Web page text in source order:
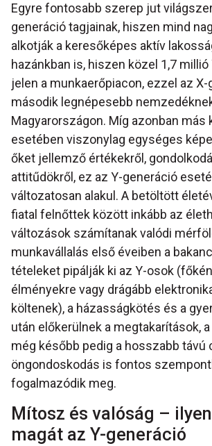
Egyre fontosabb szerep jut
generáció tagjainak, hiszen mind
alkotják a keresőképes aktív
hazánkban is, hiszen közel 1,7 millió
jelen a munkaerőpiacon, ezzel az
második legnépesebb
Magyarországon. Míg azonban más
esetében viszonylag egységes
őket jellemző értékekről,
attitűdökről, ez az Y-generáció
változatosan alakul. A betöltött
fiatal felnőttek között inkább az
változások számítanak valódi
munkavállalás első éveiben a
tételeket pipálják ki az Y-osok
élményekre vagy drágább
költenek), a házasságkötés és a
után előkerülnek a megtakarítások,
még később pedig a hosszabb távú
öngondoskodás is fontos
fogalmazódik meg.
Mítosz és valóság –
magát az Y-generáció